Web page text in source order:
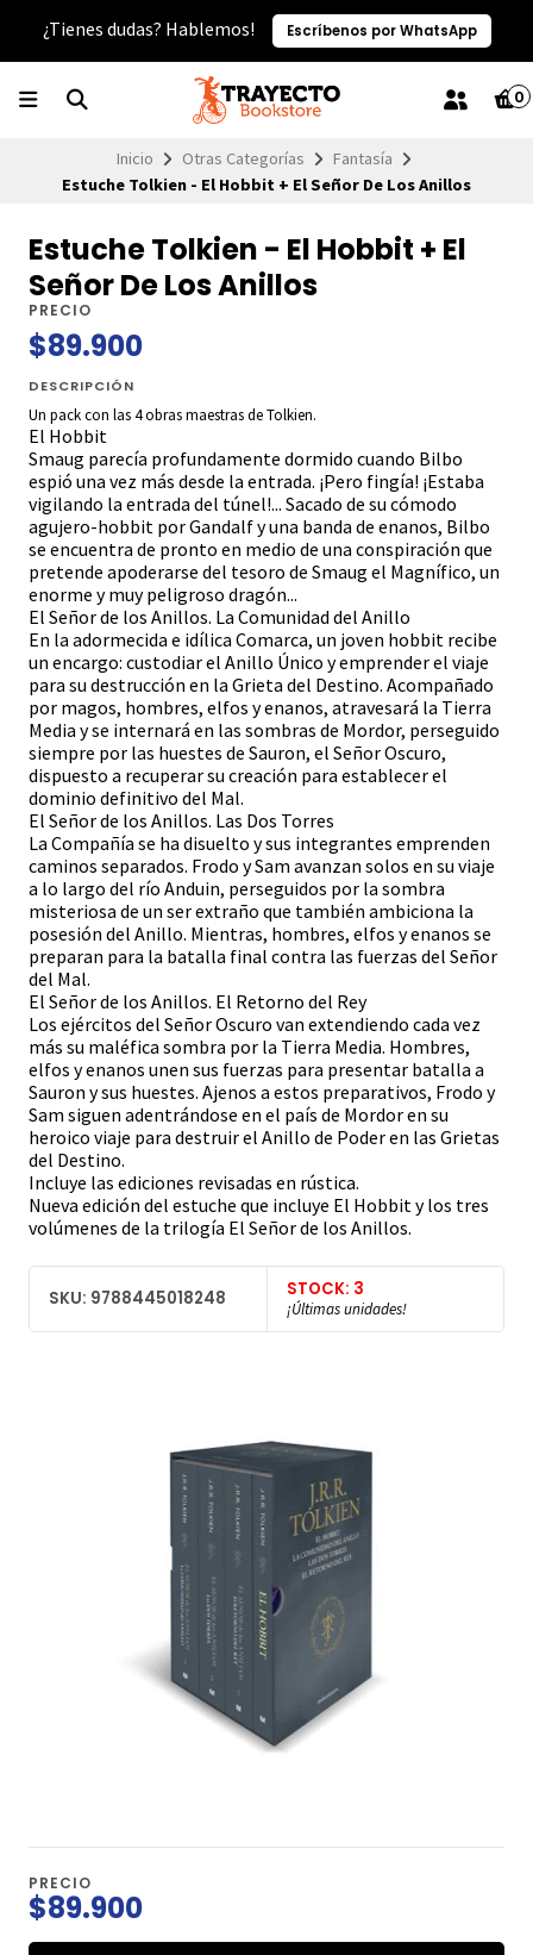
¿Tienes dudas? Hablemos! Escríbenos por WhatsApp
0
Inicio Otras Categorías
Fantasía
Estuche Tolkien - El Hobbit + El Señor De Los Anillos
Estuche Tolkien - El Hobbit + El
Señor De Los Anillos
PRECIO
$89.900
DESCRIPCIÓN
Un pack con las 4 obras maestras de Tolkien.
El Hobbit
Smaug parecía profundamente dormido cuando Bilbo
espió una vez más desde la entrada. ¡Pero fingía! ¡Estaba
vigilando la entrada del túnel!... Sacado de su cómodo
agujero-hobbit por Gandalf y una banda de enanos, Bilbo
se encuentra de pronto en medio de una conspiración que
pretende apoderarse del tesoro de Smaug el Magnífico, un
enorme y muy peligroso dragón...
El Señor de los Anillos. La Comunidad del Anillo
En la adormecida e idílica Comarca, un joven hobbit recibe
un encargo: custodiar el Anillo Único y emprender el viaje
para su destrucción en la Grieta del Destino. Acompañado
por magos, hombres, elfos y enanos, atravesará la Tierra
Media y se internará en las sombras de Mordor, perseguido
siempre por las huestes de Sauron, el Señor Oscuro,
dispuesto a recuperar su creación para establecer el
dominio definitivo del Mal.
El Señor de los Anillos. Las Dos Torres
La Compañía se ha disuelto y sus integrantes emprenden
caminos separados. Frodo y Sam avanzan solos en su viaje
a lo largo del río Anduin, perseguidos por la sombra
misteriosa de un ser extraño que también ambiciona la
posesión del Anillo. Mientras, hombres, elfos y enanos se
preparan para la batalla final contra las fuerzas del Señor
del Mal.
El Señor de los Anillos. El Retorno del Rey
Los ejércitos del Señor Oscuro van extendiendo cada vez
más su maléfica sombra por la Tierra Media. Hombres,
elfos y enanos unen sus fuerzas para presentar batalla a
Sauron y sus huestes. Ajenos a estos preparativos, Frodo y
Sam siguen adentrándose en el país de Mordor en su
heroico viaje para destruir el Anillo de Poder en las Grietas
del Destino.
Incluye las ediciones revisadas en rústica.
Nueva edición del estuche que incluye El Hobbit y los tres
volúmenes de la trilogía El Señor de los Anillos.
SKU: 9788445018248 STOCK: 3
¡Últimas unidades!
PRECIO
$89.900